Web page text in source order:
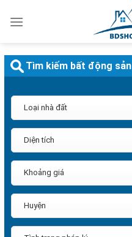
qua
dung
Tìm kiếm bất động sản